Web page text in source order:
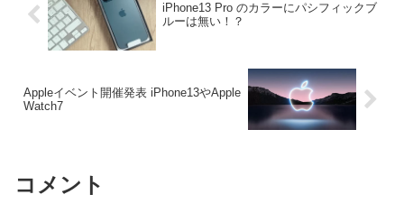
iPhone13 Pro のカラーにパシフィックブ
ルーは無い！？
Appleイベント開催発表 iPhone13やApple
Watch7
コメント